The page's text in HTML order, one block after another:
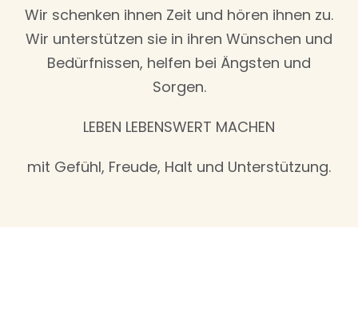
Wir schenken ihnen Zeit und hören ihnen zu.
Wir unterstützen sie in ihren Wünschen und
Bedürfnissen, helfen bei Ängsten und
Sorgen.
LEBEN LEBENSWERT MACHEN
mit Gefühl, Freude, Halt und Unterstützung.